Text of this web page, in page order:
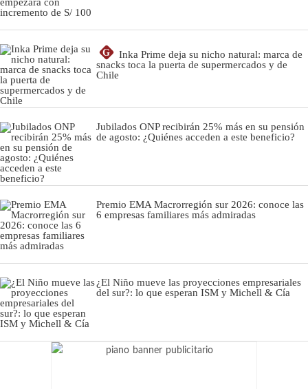
G
Inka Prime deja su nicho natural: marca de
snacks toca la puerta de supermercados y de
Chile
Jubilados ONP recibirán 25% más en su pensión
de agosto: ¿Quiénes acceden a este beneficio?
Premio EMA Macrorregión sur 2026: conoce las
6 empresas familiares más admiradas
¿El Niño mueve las proyecciones empresariales
del sur?: lo que esperan ISM y Michell & Cía